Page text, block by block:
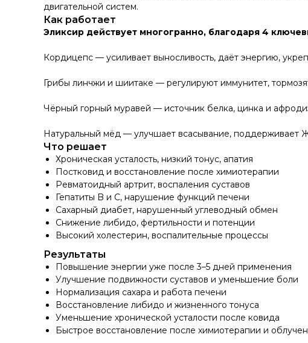
двигательной систем.
Как работает
Эликсир действует многогранно, благодаря 4
Кордицепс — усиливает выносливость, даёт энергию,
Грибы линчжи и шиитаке — регулируют иммунитет,
Чёрный горный муравей — источник белка, цинка и
Натуральный мёд — улучшает всасывание, поддерживает
Что решает
Хроническая усталость, низкий тонус, апатия
Постковид и восстановление после химиотерапии
Ревматоидный артрит, воспаления суставов
Гепатиты B и C, нарушение функций печени
Сахарный диабет, нарушенный углеводный обмен
Снижение либидо, фертильности и потенции
Высокий холестерин, воспалительные процессы
Результаты
Повышение энергии уже после 3–5 дней применения
Улучшение подвижности суставов и уменьшение боли
Нормализация сахара и работа печени
Восстановление либидо и жизненного тонуса
Уменьшение хронической усталости после ковида
Быстрое восстановление после химиотерапии и